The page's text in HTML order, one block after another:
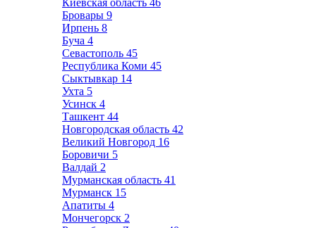
Киевская область 46
Бровары 9
Ирпень 8
Буча 4
Севастополь 45
Республика Коми 45
Сыктывкар 14
Ухта 5
Усинск 4
Ташкент 44
Новгородская область 42
Великий Новгород 16
Боровичи 5
Валдай 2
Мурманская область 41
Мурманск 15
Апатиты 4
Мончегорск 2